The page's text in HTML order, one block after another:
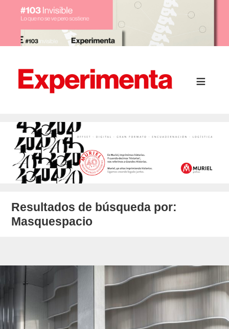
Resultados de búsqueda por:
Masquespacio